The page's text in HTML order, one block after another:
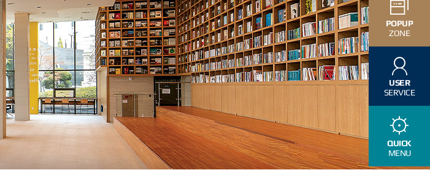
POPUP
ZONE
USER
SERVICE
QUICK
MENU